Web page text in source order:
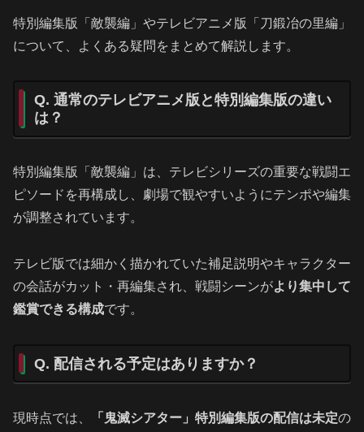
特別編集版「敵襲編」やテレビアニメ版「刀鍛冶の里編」
について、よくある疑問をまとめて解説します。
Q. 通常のテレビアニメ版と特別編集版の違い
は？
特別編集版「敵襲編」は、テレビシリーズの重要な戦闘エ
ピソードを再構成し、劇場で観やすいようにテンポや編集
が調整されています。
テレビ版では細かく描かれていた補足説明やキャラクター
の会話がカット・再編集され、戦闘シーンがより集中して
鑑賞できる構成です。
Q. 配信される予定はありますか？
現時点では、 「鬼滅シアター」特別編集版の配信は未定の